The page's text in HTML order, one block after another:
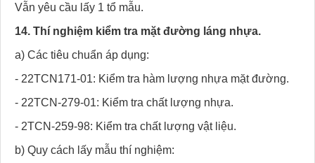
Vẫn yêu cầu lấy 1 tổ mẫu.
14. Thí nghiệm kiểm tra mặt đường láng nhựa.
a) Các tiêu chuẩn áp dụng:
- 22TCN171-01: Kiểm tra hàm lượng nhựa mặt đường.
- 22TCN-279-01: Kiểm tra chất lượng nhựa.
- 2TCN-259-98: Kiểm tra chất lượng vật liệu.
b) Quy cách lấy mẫu thí nghiệm: